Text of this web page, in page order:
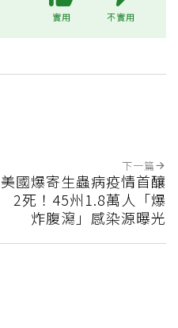
實用 不實用
下一篇
美國爆寄生蟲病疫情首釀
2死！45州1.8萬人「爆
炸腹瀉」感染源曝光